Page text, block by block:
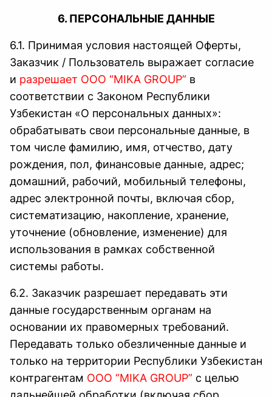
6. ПЕРСОНАЛЬНЫЕ ДАННЫЕ
6.1. Принимая условия настоящей Оферты,
Заказчик / Пользователь выражает согласие
и разрешает ООО “MIKA GROUP” в
соответствии с Законом Республики
Узбекистан «О персональных данных»:
обрабатывать свои персональные данные, в
том числе фамилию, имя, отчество, дату
рождения, пол, финансовые данные, адрес;
домашний, рабочий, мобильный телефоны,
адрес электронной почты, включая сбор,
систематизацию, накопление, хранение,
уточнение (обновление, изменение) для
использования в рамках собственной
системы работы.
6.2. Заказчик разрешает передавать эти
данные государственным органам на
основании их правомерных требований.
Передавать только обезличенные данные и
только на территории Республики Узбекистан
контрагентам ООО “MIKA GROUP” с целью